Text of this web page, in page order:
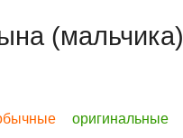
(мальчика)
оригинальные